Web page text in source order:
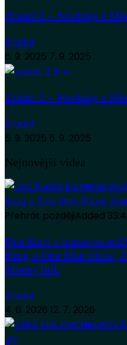
Zrádci 2 – Novinky z
Zradci
6. 9. 2025 7. 9. 2025
Zrádci 2 – Novinky z
Zradci
5. 9. 2025 5. 9. 2025
Nejnovější videa
Přehrát pozdějiAdded
Dva kluci s kamerou
Krug o One Man Show,
MoneyTalk
Zradci
4. 6. 2026 12. 7. 2026